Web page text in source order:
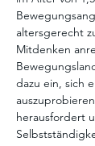
altersgerecht
Mitdenken
dazu ein, sich
herausfordert